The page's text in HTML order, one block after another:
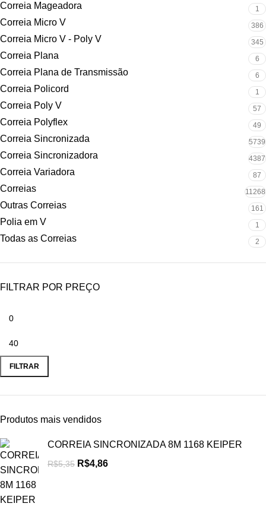
Correia Mageadora 1
Correia Micro V 386
Correia Micro V - Poly V 345
Correia Plana 6
Correia Plana de Transmissão 6
Correia Policord 1
Correia Poly V 57
Correia Polyflex 49
Correia Sincronizada 5739
Correia Sincronizadora 4387
Correia Variadora 87
Correias 11268
Outras Correias 161
Polia em V 1
Todas as Correias 2
FILTRAR POR PREÇO
FILTRAR
Produtos mais vendidos
CORREIA SINCRONIZADA 8M 1168 KEIPER
R$5,35 R$4,86